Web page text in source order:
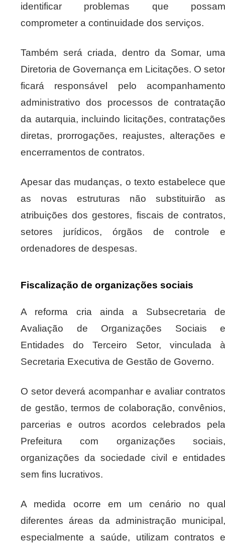
identificar problemas que possam
comprometer a continuidade dos serviços.
Também será criada, dentro da Somar, uma
Diretoria de Governança em Licitações. O setor
ficará responsável pelo acompanhamento
administrativo dos processos de contratação
da autarquia, incluindo licitações, contratações
diretas, prorrogações, reajustes, alterações e
encerramentos de contratos.
Apesar das mudanças, o texto estabelece que
as novas estruturas não substituirão as
atribuições dos gestores, fiscais de contratos,
setores jurídicos, órgãos de controle e
ordenadores de despesas.
Fiscalização de organizações sociais
A reforma cria ainda a Subsecretaria de
Avaliação de Organizações Sociais e
Entidades do Terceiro Setor, vinculada à
Secretaria Executiva de Gestão de Governo.
O setor deverá acompanhar e avaliar contratos
de gestão, termos de colaboração, convênios,
parcerias e outros acordos celebrados pela
Prefeitura com organizações sociais,
organizações da sociedade civil e entidades
sem fins lucrativos.
A medida ocorre em um cenário no qual
diferentes áreas da administração municipal,
especialmente a saúde, utilizam contratos e